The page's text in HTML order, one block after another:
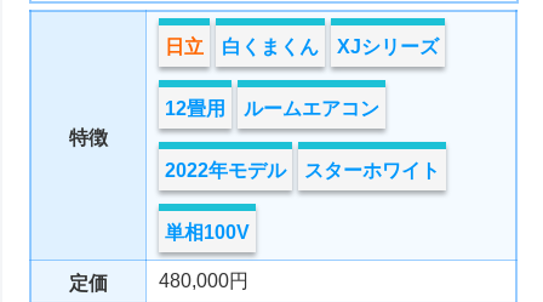
特徴
日立 白くまくん XJシリーズ
12畳用 ルームエアコン
2022年モデル スターホワイト
単相100V
定価 480,000円